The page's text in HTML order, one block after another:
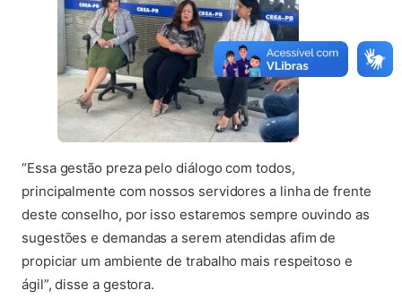
“Essa gestão preza pelo diálogo com todos,
principalmente com nossos servidores a linha de frente
deste conselho, por isso estaremos sempre ouvindo as
sugestões e demandas a serem atendidas afim de
propiciar um ambiente de trabalho mais respeitoso e
ágil”, disse a gestora.